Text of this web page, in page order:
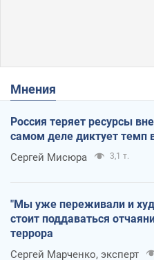
Мнения
Россия теряет ресурсы
самом деле диктует темп
Сергей Мисюра 3,1 т.
"Мы уже переживали и
стоит поддаваться
террора
Сергей Марченко, эксперт